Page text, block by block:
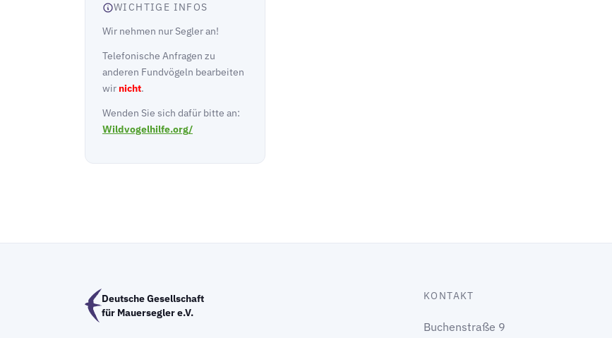
WICHTIGE INFOS
Wir nehmen nur Segler an!
Telefonische Anfragen zu
anderen Fundvögeln bearbeiten
wir nicht.
Wenden Sie sich dafür bitte an:
Wildvogelhilfe.org/
Deutsche Gesellschaft
für Mauersegler e.V.
KONTAKT
Buchenstraße 9